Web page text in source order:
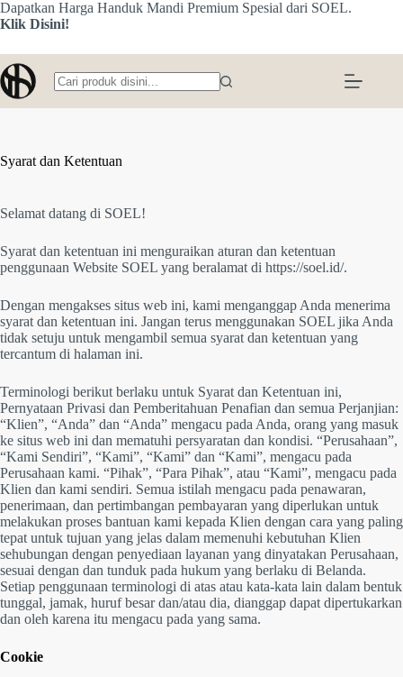
Skip
to
Dapatkan Harga Handuk Mandi Premium Spesial dari SOEL.
Klik Disini!
Syarat dan Ketentuan
Selamat datang di SOEL!
Syarat dan ketentuan ini menguraikan aturan dan ketentuan
penggunaan Website SOEL yang beralamat di https://soel.id/.
Dengan mengakses situs web ini, kami menganggap Anda menerima
syarat dan ketentuan ini. Jangan terus menggunakan SOEL jika Anda
tidak setuju untuk mengambil semua syarat dan ketentuan yang
tercantum di halaman ini.
Terminologi berikut berlaku untuk Syarat dan Ketentuan ini,
Pernyataan Privasi dan Pemberitahuan Penafian dan semua Perjanjian:
“Klien”, “Anda” dan “Anda” mengacu pada Anda, orang yang masuk
ke situs web ini dan mematuhi persyaratan dan kondisi. “Perusahaan”,
“Kami Sendiri”, “Kami”, “Kami” dan “Kami”, mengacu pada
Perusahaan kami. “Pihak”, “Para Pihak”, atau “Kami”, mengacu pada
Klien dan kami sendiri. Semua istilah mengacu pada penawaran,
penerimaan, dan pertimbangan pembayaran yang diperlukan untuk
melakukan proses bantuan kami kepada Klien dengan cara yang paling
tepat untuk tujuan yang jelas dalam memenuhi kebutuhan Klien
sehubungan dengan penyediaan layanan yang dinyatakan Perusahaan,
sesuai dengan dan tunduk pada hukum yang berlaku di Belanda.
Setiap penggunaan terminologi di atas atau kata-kata lain dalam bentuk
tunggal, jamak, huruf besar dan/atau dia, dianggap dapat dipertukarkan
dan oleh karena itu mengacu pada yang sama.
Cookie